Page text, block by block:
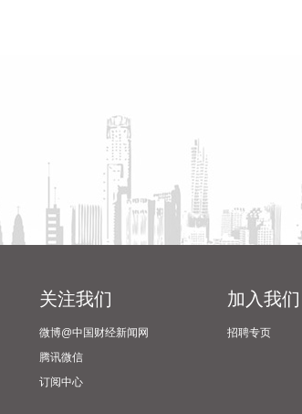
关注我们
微博@中国财经新闻网
腾讯微信
订阅中心
加入我们
招聘专页